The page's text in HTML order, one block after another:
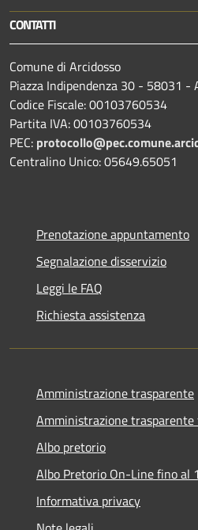
CONTATTI
Comune di Arcidosso
Piazza Indipendenza 30 - 58031 -
Codice Fiscale: 00103760534
Partita IVA: 00103760534
PEC:
Centralino Unico: 05649.65051
Prenotazione appuntamento
Segnalazione disservizio
Leggi le FAQ
Richiesta assistenza
Amministrazione trasparente
Amministrazione
Albo pretorio
Albo Pretorio On-Line fino al
Informativa privacy